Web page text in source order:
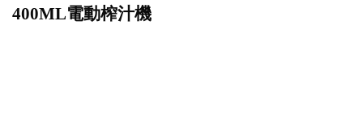
400ML電動榨汁機